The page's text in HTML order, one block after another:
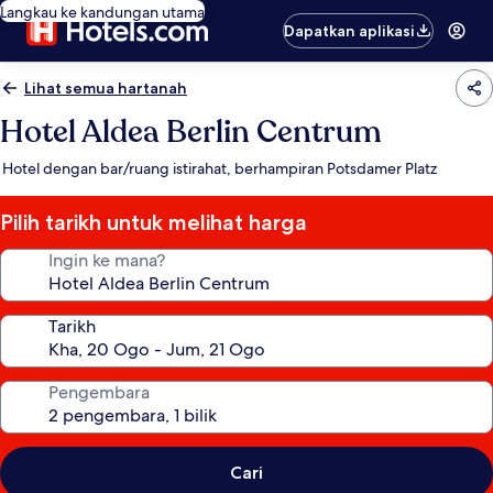
Langkau ke kandungan utama
Dapatkan aplikasi
Lihat semua hartanah
Hotel Aldea Berlin Centrum
Hotel dengan bar/ruang istirahat, berhampiran Potsdamer Platz
Pilih tarikh untuk melihat harga
Ingin ke mana?
Tarikh
Pengembara
Cari